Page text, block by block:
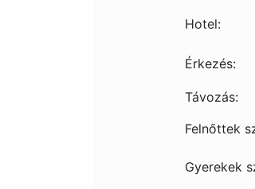
Hotel:
Érkezés:
Távozás:
Felnőttek
Gyerekek